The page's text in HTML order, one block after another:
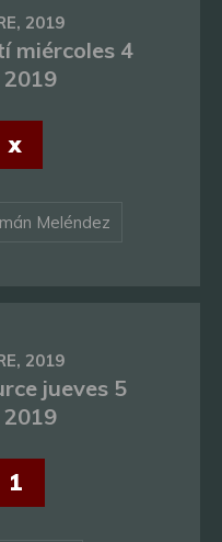
2019
miércoles 4
x
Meléndez
2019
jueves 5
1